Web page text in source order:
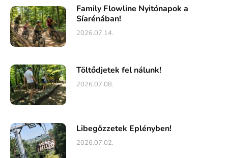
Family Flowline Nyitónapok a
Síarénában!
2026.07.14.
Töltődjetek fel nálunk!
2026.07.08.
Libegőzzetek Eplényben!
2026.07.02.